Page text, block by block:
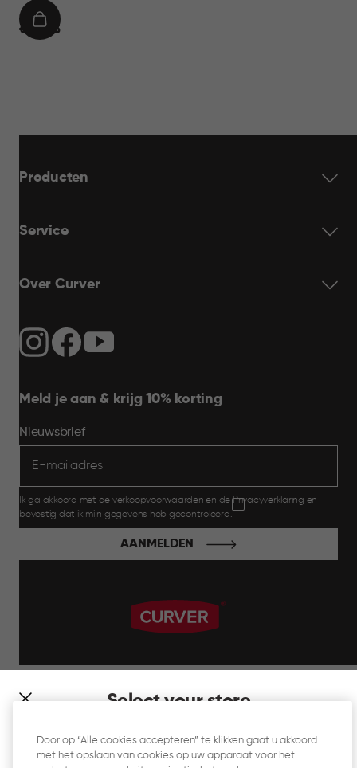
Select your store
which store would you like to shop?
€
€ 34,95
IN
Producten
Service
Over Curver
Meld je aan & krijg 10% korting
Nieuwsbrief
Ik ga akkoord met de verkoopvoorwaarden en dePrivacyverklaring en
bevestig dat ik mijn gegevens heb gecontroleerd.
AANMELDEN
Website Gebruiksvoorwaarden
Door op “Alle cookies accepteren” te klikken gaat u akkoord
met het opslaan van cookies op uw apparaat voor het